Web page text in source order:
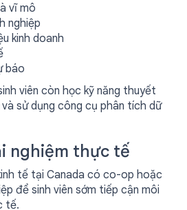
vĩ mô
nghiệp
kinh doanh
báo
viên còn học kỹ năng thuyết
sử dụng công cụ phân tích dữ
nghiệm thực tế
tế tại Canada có co-op hoặc
để sinh viên sớm tiếp cận môi
tế.